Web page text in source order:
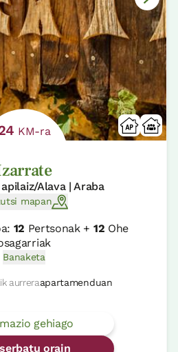
KM-ra
Alava | Araba
mapan
12 Pertsonak + 12 Ohe
Banaketa
aurreraapartamenduan
gehiago
orain